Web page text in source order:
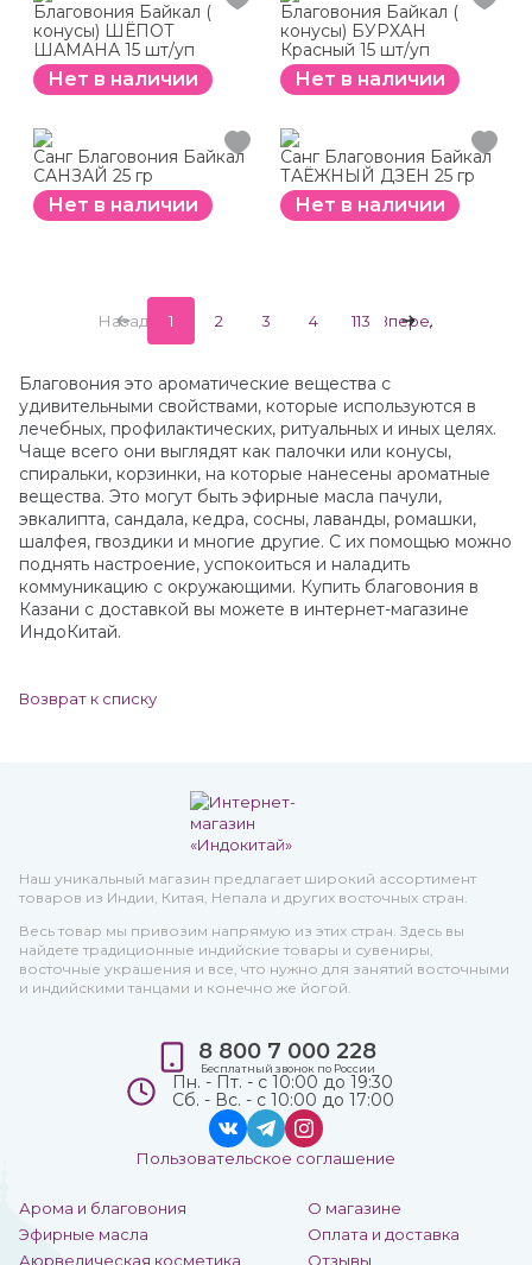
Благовония Байкал (
конусы) ШЁПОТ
ШАМАНА 15 шт/уп
Нет в наличии
Благовония Байкал (
конусы) БУРХАН
Красный 15 шт/уп
Нет в наличии
Санг Благовония Байкал
САНЗАЙ 25 гр
Нет в наличии
Санг Благовония Байкал
ТАЁЖНЫЙ ДЗЕН 25 гр
Нет в наличии
Назад 1 2 3 4 113 Вперед
Благовония это ароматические вещества с
удивительными свойствами, которые используются в
лечебных, профилактических, ритуальных и иных целях.
Чаще всего они выглядят как палочки или конусы,
спиральки, корзинки, на которые нанесены ароматные
вещества. Это могут быть эфирные масла пачули,
эвкалипта, сандала, кедра, сосны, лаванды, ромашки,
шалфея, гвоздики и многие другие. С их помощью можно
поднять настроение, успокоиться и наладить
коммуникацию с окружающими. Купить благовония в
Казани с доставкой вы можете в интернет-магазине
ИндоКитай.
Возврат к списку
Наш уникальный магазин предлагает широкий ассортимент
товаров из Индии, Китая, Непала и других восточных стран.
Весь товар мы привозим напрямую из этих стран. Здесь вы
найдете традиционные индийские товары и сувениры,
восточные украшения и все, что нужно для занятий восточными
и индийскими танцами и конечно же йогой.
Арома и благовония
Эфирные масла
Аюрведическая косметика
О магазине
Оплата и доставка
Отзывы
8 800 7 000 228
Бесплатный звонок по России
Пн. - Пт. - с 10:00 до 19:30
Сб. - Вс. - с 10:00 до 17:00
Пользовательское соглашение